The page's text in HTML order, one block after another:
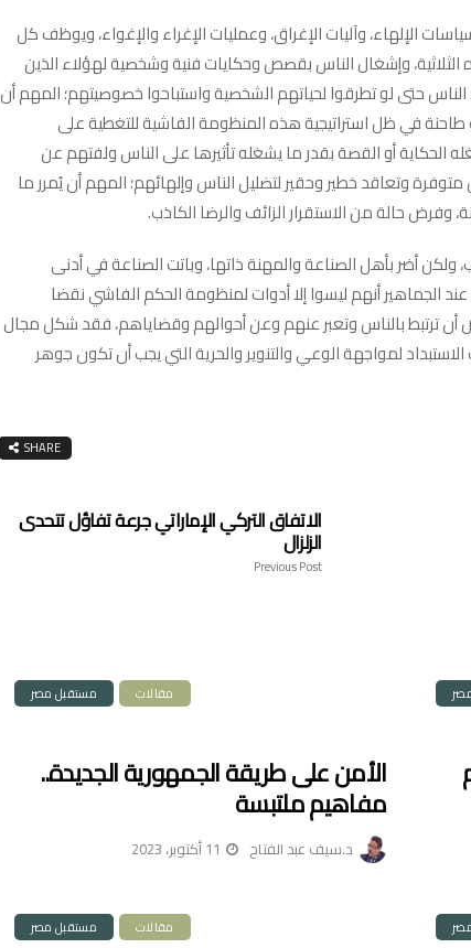
الإلهاء، وآليات الإغراق، وعمليات الإغراء والإغواء، ويوظف كل
وإشغال الناس بقصص وحكايات فنية وشخصية لهؤلاء الذين
حتى لو تطرقوا لحياتهم الشخصية واستباحوا خصوصيتهم؛ المهم أن
طاحنة في ظل استراتيجية هذه المنظومة الفاشية للتغطية على
أو القصة بقدر ما يشغله تأثيرها على الناس ولفتهم عن
وتعاقد خطير وحقير لتضليل الناس وإلهائهم؛ المهم أن يُمرر ما
وفرض حالة من الاستقرار الزائف والرضا الكاذب.
أضر بأهل الصناعة والمهنة ذاتها، وباتت الصناعة في أدنى
الجماهير أنهم ليسوا إلا أدوات لمنظومة الحكم الفاشي نقضا
ترتبط بالناس وتعبر عنهم وعن أحوالهم وقضاياهم، فقد شكل مجال
لمواجهة الوعي والتنوير والحرية التي يجب أن تكون جوهر
SHARE
الاتفاق التركي الإماراتي جرعة تفاؤل تتحدى
الزلزال
Previous Post
مستقبل مصر مقالات
الأمن على طريقة الجمهورية الجديدة..
مفاهيم ملتبسة
د.سيف عبد الفتاح 11 أكتوبر، 2023
مستقبل مصر مقالات